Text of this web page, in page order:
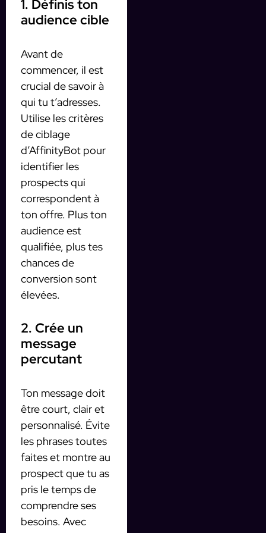
1. Définis ton
audience cible
Avant de
commencer, il est
crucial de savoir à
qui tu t’adresses.
Utilise les critères
de ciblage
d’AffinityBot pour
identifier les
prospects qui
correspondent à
ton offre. Plus ton
audience est
qualifiée, plus tes
chances de
conversion sont
élevées.
2. Crée un
message
percutant
Ton message doit
être court, clair et
personnalisé. Évite
les phrases toutes
faites et montre au
prospect que tu as
pris le temps de
comprendre ses
besoins. Avec